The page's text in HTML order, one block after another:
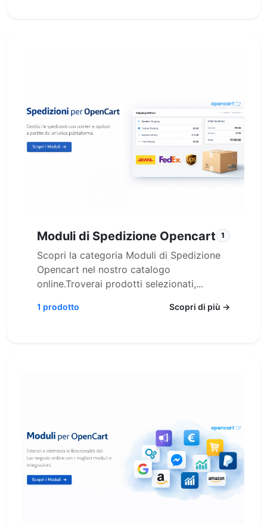
Moduli di Spedizione Opencart 1
Scopri la categoria Moduli di Spedizione
Opencart nel nostro catalogo
online.Troverai prodotti selezionati,...
1 prodotto Scopri di più →